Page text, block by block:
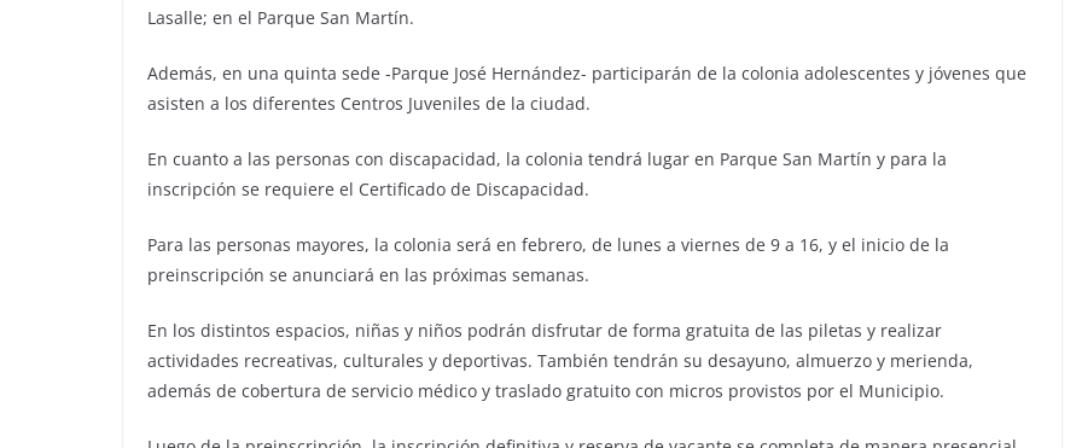
Lasalle; en el Parque San Martín.
Además, en una quinta sede -Parque José Hernández- participarán de la colonia adolescentes y jóvenes que
asisten a los diferentes Centros Juveniles de la ciudad.
En cuanto a las personas con discapacidad, la colonia tendrá lugar en Parque San Martín y para la
inscripción se requiere el Certificado de Discapacidad.
Para las personas mayores, la colonia será en febrero, de lunes a viernes de 9 a 16, y el inicio de la
preinscripción se anunciará en las próximas semanas.
En los distintos espacios, niñas y niños podrán disfrutar de forma gratuita de las piletas y realizar
actividades recreativas, culturales y deportivas. También tendrán su desayuno, almuerzo y merienda,
además de cobertura de servicio médico y traslado gratuito con micros provistos por el Municipio.